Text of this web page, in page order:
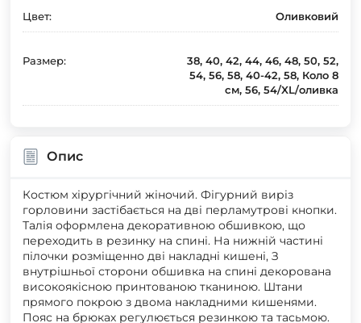
Цвет: Оливковий
Размер:
38, 40, 42, 44, 46, 48, 50, 52,
54, 56, 58, 40-42, 58, Коло 8
см, 56, 54/XL/оливка
Опис
Костюм хірургічний жіночий. Фігурний виріз
горловини застібається на дві перламутрові кнопки.
Талія оформлена декоративною обшивкою, що
переходить в резинку на спині. На нижній частині
пілочки розміщенно дві накладні кишені, З
внутрішньої сторони обшивка на спині декорована
високоякісною принтованою тканиною. Штани
прямого покрою з двома накладними кишенями.
Пояс на брюках регулюється резинкою та тасьмою.